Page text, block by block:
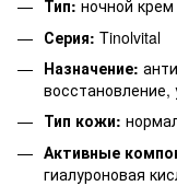
Тип: ночной
Серия: Tinolvital
Назначение:
восстановление,
Тип кожи:
Активные
гиалуроновая